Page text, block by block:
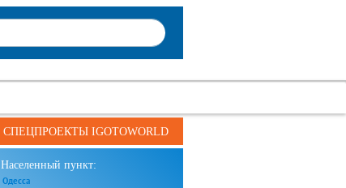
СПЕЦПРОЕКТЫ IGOTOWORLD
Населенный пункт:
Одесса